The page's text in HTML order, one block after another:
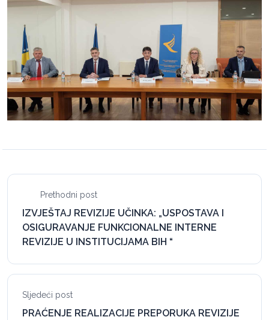
Prethodni post
IZVJEŠTAJ REVIZIJE UČINKA: „USPOSTAVA I
OSIGURAVANJE FUNKCIONALNE INTERNE
REVIZIJE U INSTITUCIJAMA BIH “
Sljedeći post
PRAĆENJE REALIZACIJE PREPORUKA REVIZIJE